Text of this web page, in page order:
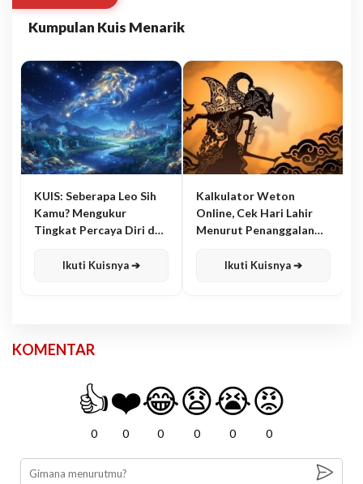
Kumpulan Kuis Menarik
KUIS: Seberapa Leo Sih
Kamu? Mengukur
Tingkat Percaya Diri dan
Ikuti Kuisnya ➔
Kalkulator Weton
Online, Cek Hari Lahir
Menurut Penanggalan
Ikuti Kuisnya ➔
KOMENTAR
👍
0
❤️
0
😂
0
😧
0
😭
0
😡
0